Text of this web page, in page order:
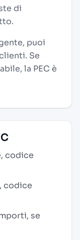
di
puoi
Se
la PEC è
codice
codice
se